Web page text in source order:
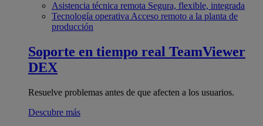
Asistencia técnica remota Segura, flexible, integrada
Tecnología operativa Acceso remoto a la planta de
producción
Soporte en tiempo real TeamViewer
DEX
Resuelve problemas antes de que afecten a los usuarios.
Descubre más